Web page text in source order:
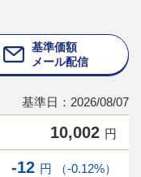
基準価額
メール配信
基準日：2026/08/07
10,002 円
-12 円 （-0.12%）